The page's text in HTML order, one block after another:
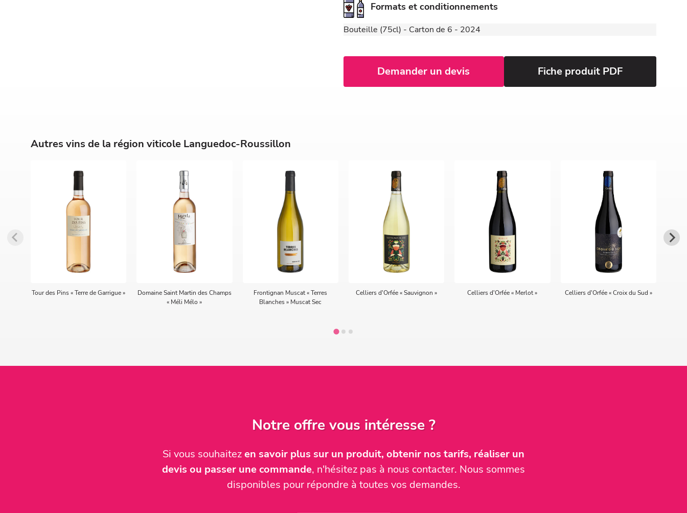
Formats et conditionnements
Bouteille (75cl) - Carton de 6 - 2024
Demander un devis Fiche produit PDF
Autres vins de la région viticole Languedoc-Roussillon
Tour des Pins « Terre de Garrigue »
Domaine Saint Martin des Champs
« Méli Mélo »
Frontignan Muscat « Terres
Blanches » Muscat Sec
Celliers d'Orfée « Sauvignon » Celliers d'Orfée « Merlot » Celliers d'Orfée « Croix du Sud »
Notre offre vous intéresse ?
Si vous souhaitezen savoir plus sur un produit, obtenir nos tarifs, réaliser un
devis ou passer une commande, n'hésitez pas à nous contacter. Nous sommes
disponibles pour répondre à toutes vos demandes.